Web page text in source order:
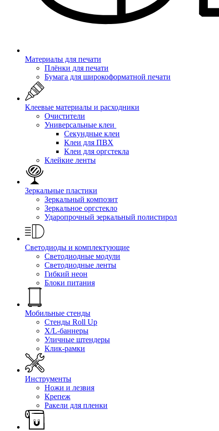
Материалы для печати
Плёнки для печати
Бумага для широкоформатной печати
Клеевые материалы и расходники
Очистители
Универсальные клеи
Секундные клеи
Клеи для ПВХ
Клеи для оргстекла
Клейкие ленты
Зеркальные пластики
Зеркальный композит
Зеркальное оргстекло
Ударопрочный зеркальный полистирол
Светодиоды и комплектующие
Светодиодные модули
Светодиодные ленты
Гибкий неон
Блоки питания
Мобильные стенды
Стенды Roll Up
X/L-баннеры
Уличные штендеры
Клик-рамки
Инструменты
Ножи и лезвия
Крепеж
Ракели для пленки